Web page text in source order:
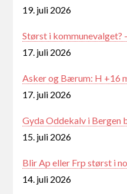
19. juli 2026
Størst i kommunevalget?
17. juli 2026
Asker og Bærum: H +16
17. juli 2026
Gyda Oddekalv i Bergen
15. juli 2026
Blir Ap eller Frp størst i
14. juli 2026